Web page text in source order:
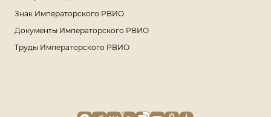
Знак Императорского РВИО
Документы Императорского РВИО
Труды Императорского РВИО